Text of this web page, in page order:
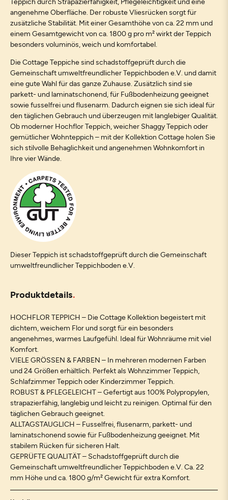
angenehme Oberfläche. Der robuste Vliesrücken sorgt für
zusätzliche Stabilität. Mit einer Gesamthöhe von ca. 22 mm und
einem Gesamtgewicht von ca. 1800 g pro m² wirkt der Teppich
besonders voluminös, weich und komfortabel.
Die Cottage Teppiche sind schadstoffgeprüft durch die
Gemeinschaft umweltfreundlicher Teppichboden e.V. und damit
eine gute Wahl für das ganze Zuhause. Zusätzlich sind sie
parkett- und laminatschonend, für Fußbodenheizung geeignet
sowie fusselfrei und flusenarm. Dadurch eignen sie sich ideal für
den täglichen Gebrauch und überzeugen mit langlebiger Qualität.
Ob moderner Hochflor Teppich, weicher Shaggy Teppich oder
gemütlicher Wohnteppich – mit der Kollektion Cottage holen Sie
sich stilvolle Behaglichkeit und angenehmen Wohnkomfort in
Ihre vier Wände.
Dieser Teppich ist schadstoffgeprüft durch die Gemeinschaft
umweltfreundlicher Teppichboden e.V.
Produktdetails
HOCHFLOR TEPPICH – Die Cottage Kollektion begeistert mit
dichtem, weichem Flor und sorgt für ein besonders
angenehmes, warmes Laufgefühl. Ideal für Wohnräume mit viel
Komfort.
VIELE GRÖSSEN & FARBEN – In mehreren modernen Farben
und 24 Größen erhältlich. Perfekt als Wohnzimmer Teppich,
Schlafzimmer Teppich oder Kinderzimmer Teppich.
ROBUST & PFLEGELEICHT – Gefertigt aus 100% Polypropylen,
strapazierfähig, langlebig und leicht zu reinigen. Optimal für den
täglichen Gebrauch geeignet.
ALLTAGSTAUGLICH – Fusselfrei, flusenarm, parkett- und
laminatschonend sowie für Fußbodenheizung geeignet. Mit
stabilem Rücken für sicheren Halt.
GEPRÜFTE QUALITÄT – Schadstoffgeprüft durch die
Gemeinschaft umweltfreundlicher Teppichboden e.V. Ca. 22
mm Höhe und ca. 1800 g/m² Gewicht für extra Komfort.